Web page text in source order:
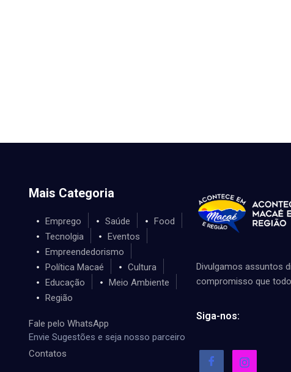
Mais Categoria
Emprego Saúde
Food
Tecnolgia
Eventos
Empreendedorismo
Política Macaé
Cultura
Educação
Meio Ambiente
Região
Fale pelo WhatsApp
Envie Sugestões e seja nosso parceiro
Contatos
Divulgamos assuntos
compromisso que
Siga-nos: